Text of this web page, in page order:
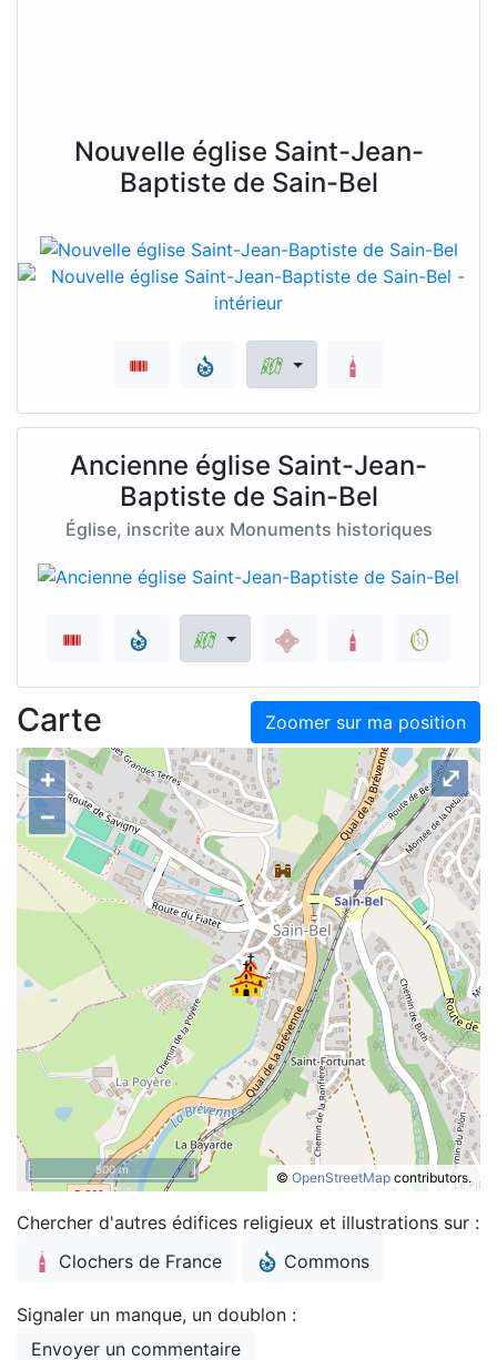
Nouvelle église Saint-Jean-
Baptiste de Sain-Bel
Ancienne église Saint-Jean-
Baptiste de Sain-Bel
Église, inscrite aux Monuments historiques
Zoomer sur ma position
Carte
+
–
© OpenStreetMap contributors.
⤢
500 m
Chercher d'autres édifices religieux et illustrations sur :
Clochers de France
Commons
Signaler un manque, un doublon :
Envoyer un commentaire